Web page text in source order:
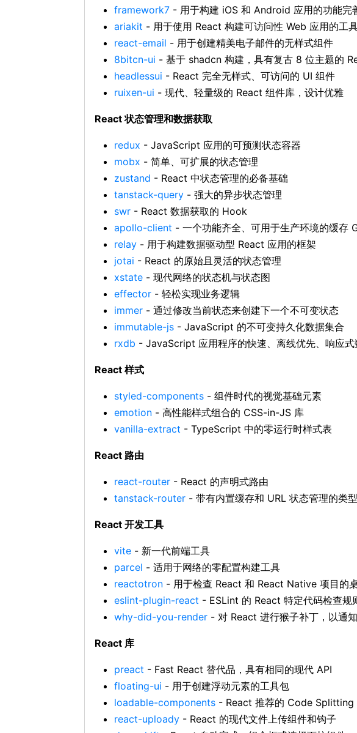
framework7 - 用于构建 iOS 和 Android 应用的功能完
ariakit - 用于使用 React 构建可访问性 Web 应用的工
react-email - 用于创建精美电子邮件的无样式组件
8bitcn-ui - 基于 shadcn 构建，具有复古 8 位主题的
headlessui - React 完全无样式、可访问的 UI 组件
ruixen-ui - 现代、轻量级的 React 组件库，设计优雅
React 状态管理和数据获取
redux - JavaScript 应用的可预测状态容器
mobx - 简单、可扩展的状态管理
zustand - React 中状态管理的必备基础
tanstack-query - 强大的异步状态管理
swr - React 数据获取的 Hook
apollo-client - 一个功能齐全、可用于生产环境的缓存
relay - 用于构建数据驱动型 React 应用的框架
jotai - React 的原始且灵活的状态管理
xstate - 现代网络的状态机与状态图
effector - 轻松实现业务逻辑
immer - 通过修改当前状态来创建下一个不可变状态
immutable-js - JavaScript 的不可变持久化数据集合
rxdb - JavaScript 应用程序的快速、离线优先、响应式
React 样式
styled-components - 组件时代的视觉基础元素
emotion - 高性能样式组合的 CSS-in-JS 库
vanilla-extract - TypeScript 中的零运行时样式表
React 路由
react-router - React 的声明式路由
tanstack-router - 带有内置缓存和 URL 状态管理的类
React 开发工具
vite - 新一代前端工具
parcel - 适用于网络的零配置构建工具
reactotron - 用于检查 React 和 React Native 项目的
eslint-plugin-react - ESLint 的 React 特定代码检查规
why-did-you-render - 对 React 进行猴子补丁，以通
React 库
preact - Fast React 替代品，具有相同的现代 API
floating-ui - 用于创建浮动元素的工具包
loadable-components - React 推荐的 Code Splitting
react-uploady - React 的现代文件上传组件和钩子